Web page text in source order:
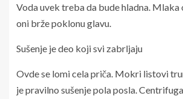
Voda uvek treba da bude hladna. Mlaka
oni brže poklonu glavu.
Sušenje je deo koji svi zabrljaju
Ovde se lomi cela priča. Mokri listovi
je pravilno sušenje pola posla.